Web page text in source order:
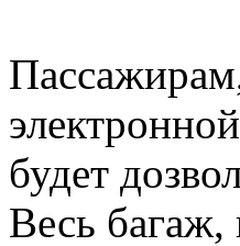
будет
Весь багаж,